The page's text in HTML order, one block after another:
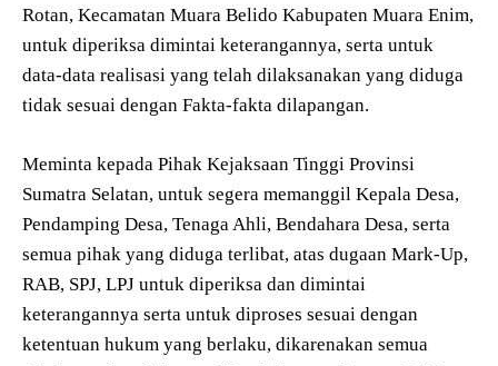
Rotan, Kecamatan Muara Belido Kabupaten Muara Enim,
untuk diperiksa dimintai keterangannya, serta untuk
data-data realisasi yang telah dilaksanakan yang diduga
tidak sesuai dengan Fakta-fakta dilapangan.
Meminta kepada Pihak Kejaksaan Tinggi Provinsi
Sumatra Selatan, untuk segera memanggil Kepala Desa,
Pendamping Desa, Tenaga Ahli, Bendahara Desa, serta
semua pihak yang diduga terlibat, atas dugaan Mark-Up,
RAB, SPJ, LPJ untuk diperiksa dan dimintai
keterangannya serta untuk diproses sesuai dengan
ketentuan hukum yang berlaku, dikarenakan semua